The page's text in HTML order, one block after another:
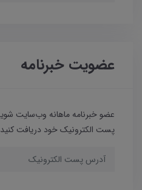
عضویت خبرنامه
عضو خبرنامه ماهانه وب‌سایت
پست الکترونیک خود دریافت